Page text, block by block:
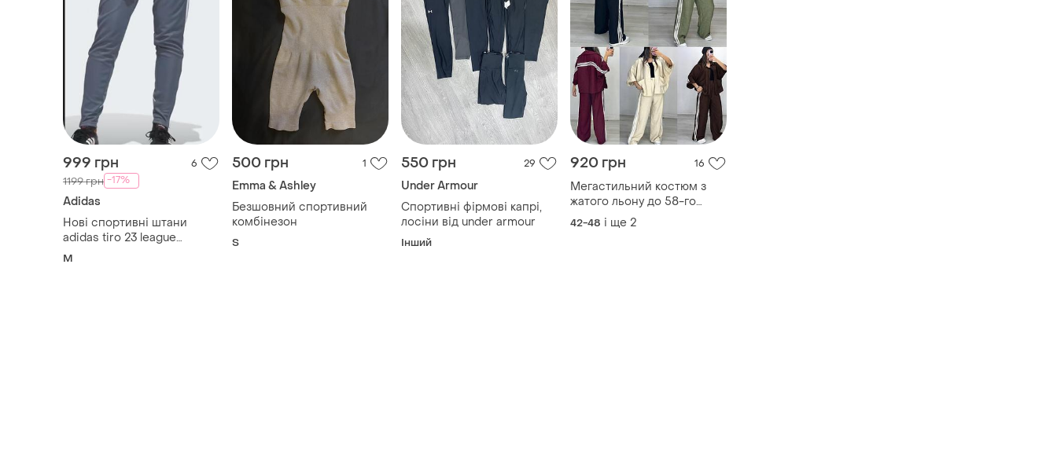
999 грн
1199 грн -17%
Adidas
Нові спортивні штани
adidas tiro 23 league
(оригінал із кота), розмір m
M
500 грн
Emma & Ashley
Безшовний спортивний
комбінезон
550 грн 29
Under Armour
Спортивні фірмові капрі,
лосіни від under armour
Інший
920 грн 16
Мегастильний костюм з
жатого льону до 58-го
розміру
42-48 і ще 2